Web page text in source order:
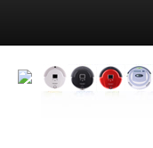
Deutsch
Português